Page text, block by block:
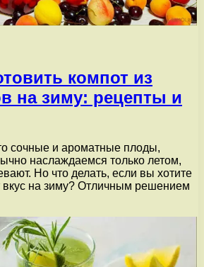
компот из
на зиму: рецепты и
сочные и ароматные плоды,
наслаждаемся только летом,
Но что делать, если вы хотите
вкус на зиму? Отличным решением